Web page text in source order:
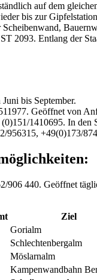
auf dem
bis zur
Scheibenwand,
2093. Entlang der
bis September.
Geöffnet von
1410695. In den
956315, +49(0)173/
906 440. Geöffnet
Ziel
Gorialm
Schlechtenbergalm
Möslarnalm
Kampenwandbahn